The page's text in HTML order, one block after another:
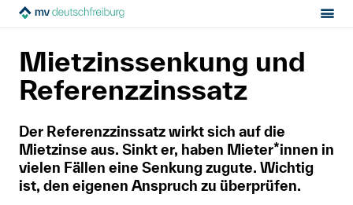
Mietrecht
Hilfe von Fachleuten
Politik & Positionen
Mietzinssenkung und
Referenzzinssatz
Der Referenzzinssatz wirkt sich auf die
Mietzinse aus. Sinkt er, haben Mieter*innen in
vielen Fällen eine Senkung zugute. Wichtig
ist, den eigenen Anspruch zu überprüfen.